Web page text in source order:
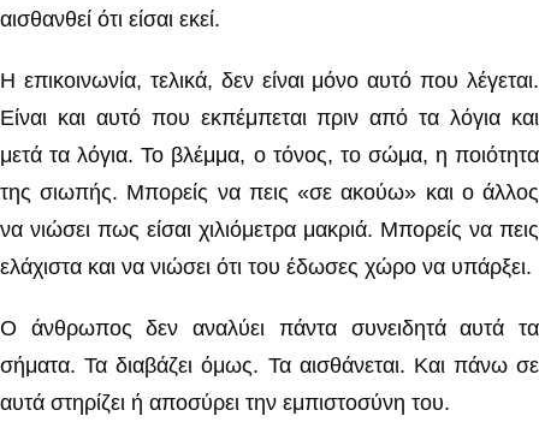
αισθανθεί ότι είσαι εκεί.
Η επικοινωνία, τελικά, δεν είναι μόνο αυτό που λέγεται.
Είναι και αυτό που εκπέμπεται πριν από τα λόγια και
μετά τα λόγια. Το βλέμμα, ο τόνος, το σώμα, η ποιότητα
της σιωπής. Μπορείς να πεις «σε ακούω» και ο άλλος
να νιώσει πως είσαι χιλιόμετρα μακριά. Μπορείς να πεις
ελάχιστα και να νιώσει ότι του έδωσες χώρο να υπάρξει.
Ο άνθρωπος δεν αναλύει πάντα συνειδητά αυτά τα
σήματα. Τα διαβάζει όμως. Τα αισθάνεται. Και πάνω σε
αυτά στηρίζει ή αποσύρει την εμπιστοσύνη του.